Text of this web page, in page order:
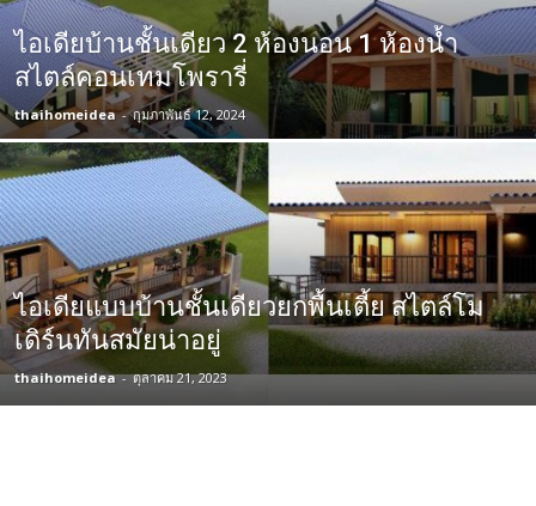
ไอเดียบ้านชั้นเดียว 2 ห้องนอน 1 ห้องน้ำ
สไตล์คอนเทมโพรารี่
thaihomeidea - กุมภาพันธ์ 12, 2024
ไอเดียแบบบ้านชั้นเดียวยกพื้นเตี้ย สไตล์โม
เดิร์นทันสมัยน่าอยู่
thaihomeidea - ตุลาคม 21, 2023